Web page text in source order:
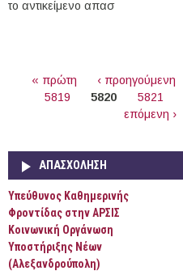
το αντικείμενο απασ
« πρώτη ‹ προηγούμενη
5819
5820 5821
επόμενη ›
ΑΠΑΣΧΌΛΗΣΗ
Yπεύθυνος Καθημερινής
Φροντίδας στην ΑΡΣΙΣ
Κοινωνική Οργάνωση
Υποστήριξης Νέων
(Αλεξανδρούπολη)